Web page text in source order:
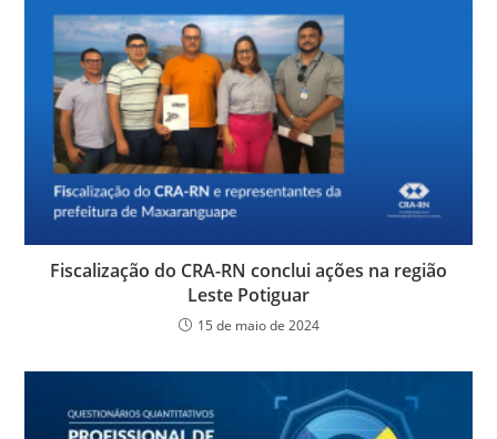
Fiscalização do CRA-RN conclui ações na região
Leste Potiguar
15 de maio de 2024